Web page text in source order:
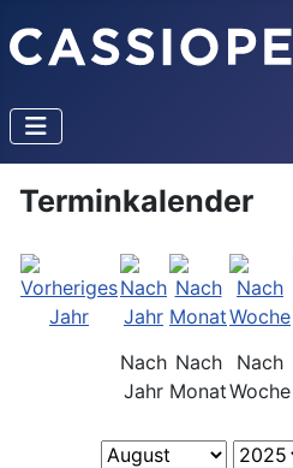
Terminkalender
Nach
Jahr
Nach
Monat
Nach
Woche